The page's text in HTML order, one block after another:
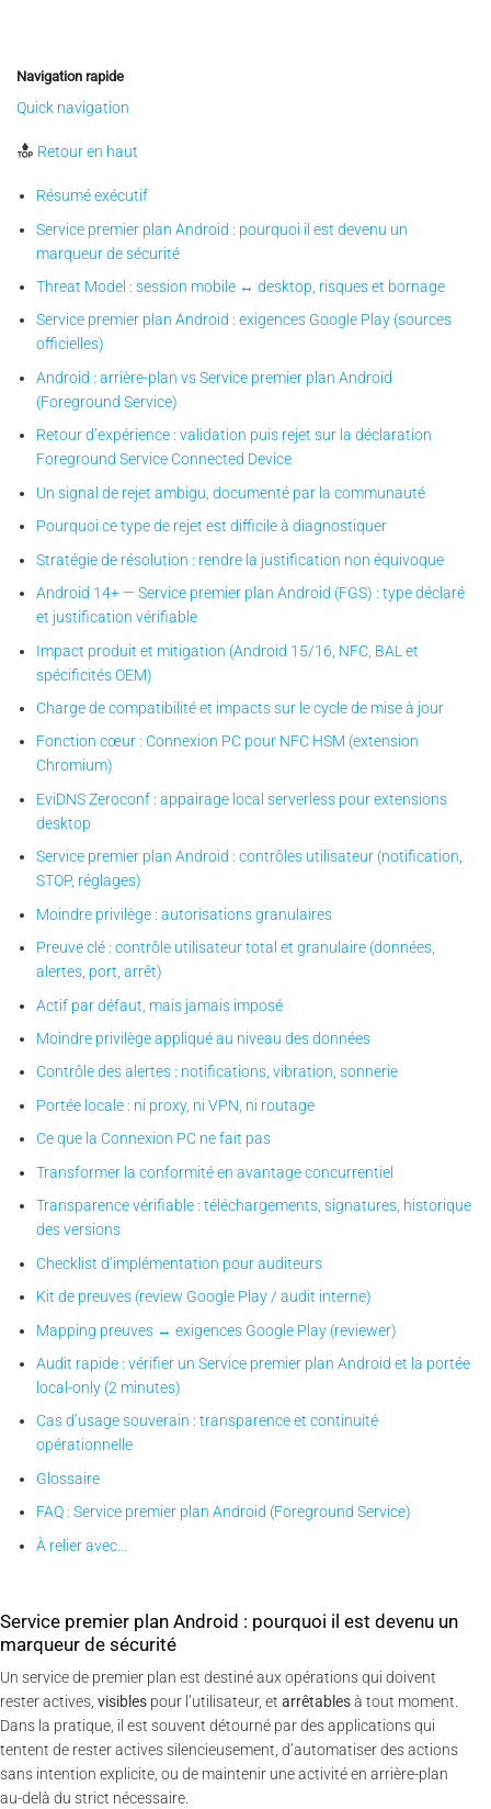
Navigation rapide
Quick navigation
Retour en haut
Résumé exécutif
Service premier plan Android : pourquoi il est devenu un
marqueur de sécurité
Threat Model : session mobile ↔ desktop, risques et bornage
Service premier plan Android : exigences Google Play (sources
officielles)
Android : arrière-plan vs Service premier plan Android
(Foreground Service)
Retour d’expérience : validation puis rejet sur la déclaration
Foreground Service Connected Device
Un signal de rejet ambigu, documenté par la communauté
Pourquoi ce type de rejet est difficile à diagnostiquer
Stratégie de résolution : rendre la justification non équivoque
Android 14+ — Service premier plan Android (FGS) : type déclaré
et justification vérifiable
Impact produit et mitigation (Android 15/16, NFC, BAL et
spécificités OEM)
Charge de compatibilité et impacts sur le cycle de mise à jour
Fonction cœur : Connexion PC pour NFC HSM (extension
Chromium)
EviDNS Zeroconf : appairage local serverless pour extensions
desktop
Service premier plan Android : contrôles utilisateur (notification,
STOP, réglages)
Moindre privilège : autorisations granulaires
Preuve clé : contrôle utilisateur total et granulaire (données,
alertes, port, arrêt)
Actif par défaut, mais jamais imposé
Moindre privilège appliqué au niveau des données
Contrôle des alertes : notifications, vibration, sonnerie
Portée locale : ni proxy, ni VPN, ni routage
Ce que la Connexion PC ne fait pas
Transformer la conformité en avantage concurrentiel
Transparence vérifiable : téléchargements, signatures, historique
des versions
Checklist d’implémentation pour auditeurs
Kit de preuves (review Google Play / audit interne)
Mapping preuves ↔ exigences Google Play (reviewer)
Audit rapide : vérifier un Service premier plan Android et la portée
local-only (2 minutes)
Cas d’usage souverain : transparence et continuité
opérationnelle
Glossaire
FAQ : Service premier plan Android (Foreground Service)
À relier avec…
Service premier plan Android : pourquoi il est devenu un
marqueur de sécurité
Un service de premier plan est destiné aux opérations qui doivent
rester actives, visibles pour l’utilisateur, et arrêtablesà tout moment.
Dans la pratique, il est souvent détourné par des applications qui
tentent de rester actives silencieusement, d’automatiser des actions
sans intention explicite, ou de maintenir une activité en arrière-plan
au-delà du strict nécessaire.